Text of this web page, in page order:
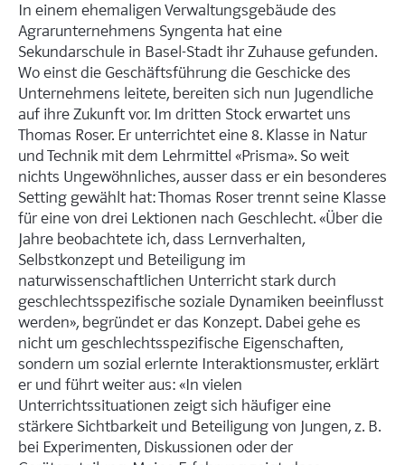
In einem ehemaligen Verwaltungsgebäude des
Agrarunternehmens Syngenta hat eine
Sekundarschule in Basel-Stadt ihr Zuhause gefunden.
Wo einst die Geschäftsführung die Geschicke des
Unternehmens leitete, bereiten sich nun Jugendliche
auf ihre Zukunft vor. Im dritten Stock erwartet uns
Thomas Roser. Er unterrichtet eine 8. Klasse in Natur
und Technik mit dem Lehrmittel «Prisma». So weit
nichts Ungewöhnliches, ausser dass er ein besonderes
Setting gewählt hat: Thomas Roser trennt seine Klasse
für eine von drei Lektionen nach Geschlecht. «Über die
Jahre beobachtete ich, dass Lernverhalten,
Selbstkonzept und Beteiligung im
naturwissenschaftlichen Unterricht stark durch
geschlechtsspeziﬁsche soziale Dynamiken beeinﬂusst
werden», begründet er das Konzept. Dabei gehe es
nicht um geschlechtsspezifische Eigenschaften,
sondern um sozial erlernte Interaktionsmuster, erklärt
er und führt weiter aus: «In vielen
Unterrichtssituationen zeigt sich häufiger eine
stärkere Sichtbarkeit und Beteiligung von Jungen, z. B.
bei Experimenten, Diskussionen oder der